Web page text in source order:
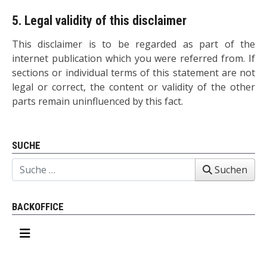
5. Legal validity of this disclaimer
This disclaimer is to be regarded as part of the
internet publication which you were referred from. If
sections or individual terms of this statement are not
legal or correct, the content or validity of the other
parts remain uninfluenced by this fact.
SUCHE
Suchen Suchen
BACKOFFICE